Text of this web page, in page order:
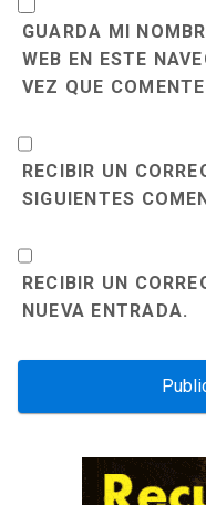
GUARDA MI
WEB EN ESTE
VEZ QUE
RECIBIR UN
SIGUIENTES
RECIBIR UN
NUEVA ENTRADA.